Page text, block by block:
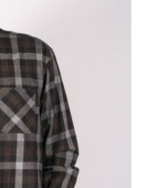
ja käsineet